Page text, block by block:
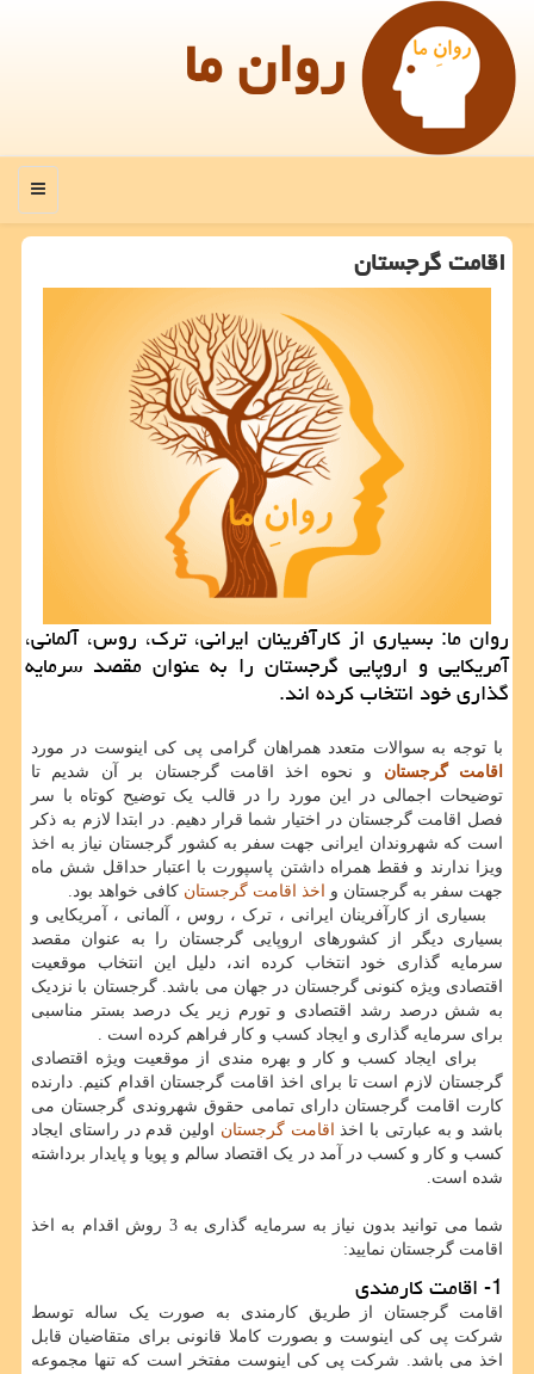
روان ما
منو
اقامت گرجستان
روان ما: بسیاری از كارآفرینان ایرانی، ترك، روس، آلمانی،
آمریكایی و اروپایی گرجستان را به عنوان مقصد سرمایه
گذاری خود انتخاب كرده اند.
با توجه به سوالات متعدد همراهان گرامی پی کی اینوست در مورد
اقامت گرجستان و نحوه اخذ اقامت گرجستان بر آن شدیم تا
توضیحات اجمالی در این مورد را در قالب یک توضیح کوتاه با سر
فصل اقامت گرجستان در اختیار شما قرار دهیم. در ابتدا لازم به ذکر
است که شهروندان ایرانی جهت سفر به کشور گرجستان نیاز به اخذ
ویزا ندارند و فقط همراه داشتن پاسپورت با اعتبار حداقل شش ماه
جهت سفر به گرجستان و
اخذ اقامت گرجستان کافی خواهد بود.
بسیاری از کارآفرینان ایرانی ، ترک ، روس ، آلمانی ، آمریکایی و
بسیاری دیگر از کشورهای اروپایی گرجستان را به عنوان مقصد
سرمایه گذاری خود انتخاب کرده اند، دلیل این انتخاب موقعیت
اقتصادی ویژه کنونی گرجستان در جهان می باشد. گرجستان با نزدیک
به شش درصد رشد اقتصادی و تورم زیر یک درصد بستر مناسبی
برای سرمایه گذاری و ایجاد کسب و کار فراهم کرده است .
برای ایجاد کسب و کار و بهره مندی از موقعیت ویژه اقتصادی
گرجستان لازم است تا برای اخذ اقامت گرجستان اقدام کنیم. دارنده
کارت اقامت گرجستان دارای تمامی حقوق شهروندی گرجستان می
باشد و به عبارتی با اخذ اقامت گرجستان اولین قدم در راستای ایجاد
کسب و کار و کسب در آمد در یک اقتصاد سالم و پویا و پایدار برداشته
شده است.
شما می توانید بدون نیاز به سرمایه گذاری به 3 روش اقدام به اخذ
اقامت گرجستان نمایید:
1- اقامت کارمندی
اقامت گرجستان از طریق کارمندی به صورت یک ساله توسط
شرکت پی کی اینوست و بصورت کاملا قانونی برای متقاضیان قابل
اخذ می باشد. شرکت پی کی اینوست مفتخر است که تنها مجموعه